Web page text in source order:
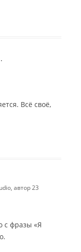
Всё своё,
с фразы «Я